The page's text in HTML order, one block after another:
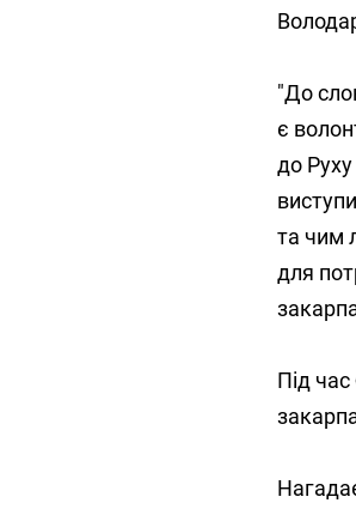
"До
є
до
та чим
для
Під